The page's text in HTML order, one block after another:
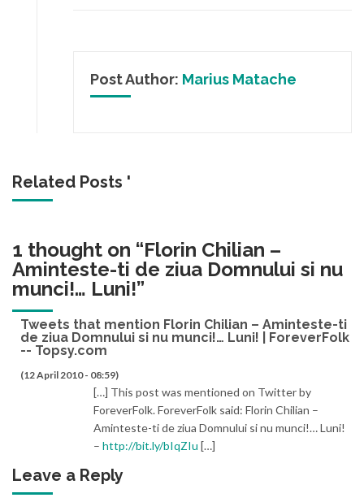
Post Author: Marius Matache
Related Posts '
1 thought on “Florin Chilian –
Aminteste-ti de ziua Domnului si nu
munci!… Luni!”
Tweets that mention Florin Chilian – Aminteste-ti
de ziua Domnului si nu munci!… Luni! | ForeverFolk
-- Topsy.com
(12 April 2010 - 08:59)
[…] This post was mentioned on Twitter by
ForeverFolk. ForeverFolk said: Florin Chilian –
Aminteste-ti de ziua Domnului si nu munci!… Luni!
– http://bit.ly/bIqZIu […]
Leave a Reply